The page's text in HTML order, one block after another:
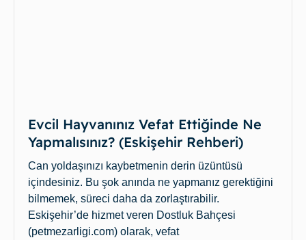
Evcil Hayvanınız Vefat Ettiğinde Ne
Yapmalısınız? (Eskişehir Rehberi)
Can yoldaşınızı kaybetmenin derin üzüntüsü
içindesiniz. Bu şok anında ne yapmanız gerektiğini
bilmemek, süreci daha da zorlaştırabilir.
Eskişehir’de hizmet veren Dostluk Bahçesi
(petmezarligi.com) olarak, vefat